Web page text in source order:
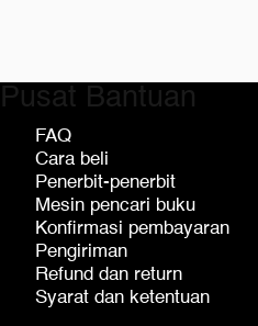
Pusat Bantuan
FAQ
Cara beli
Penerbit-penerbit
Mesin pencari buku
Konfirmasi pembayaran
Pengiriman
Refund dan return
Syarat dan ketentuan